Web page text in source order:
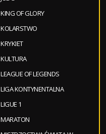
KING OF GLORY
KOLARSTWO
KRYKIET
KULTURA
LEAGUE OF LEGENDS
LIGA KONTYNENTALNA
LIGUE 1
MARATON